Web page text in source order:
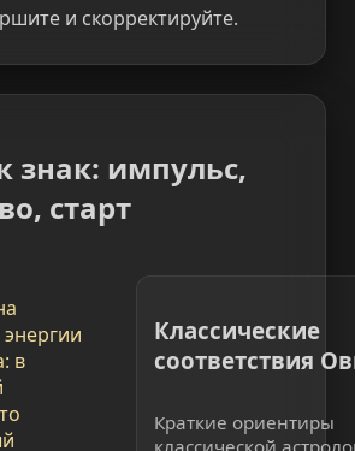
и скорректируйте.
знак: импульс,
старт
в
Классические
соответствия
Краткие ориентиры